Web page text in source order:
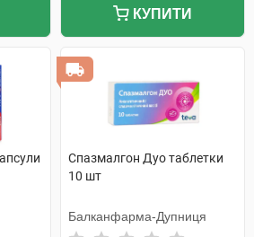
КУПИТИ
Спазмалгон Дуо таблетки
10 шт
Балканфарма-Дупниця